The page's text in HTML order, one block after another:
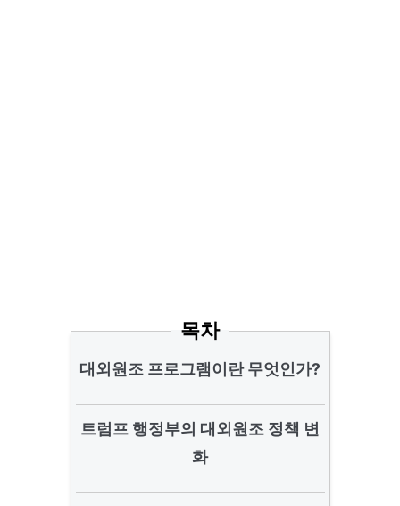
목차
대외원조 프로그램이란 무엇인가?
트럼프 행정부의 대외원조 정책 변
화